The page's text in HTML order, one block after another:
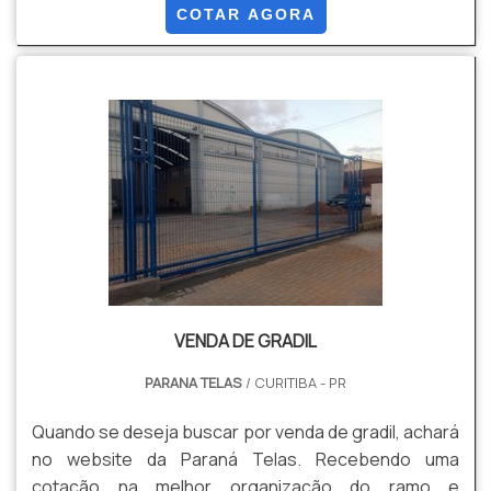
os profissionais especializados da Paraná Telas o
cliente conseguirá proteção com soluções para
necessário para a fixação deste tipo de cercamento.
MAIS INFORM...
COTAR AGORA
VENDA DE GRADIL
PARANA TELAS / CURITIBA - PR
Quando se deseja buscar por venda de gradil, achará
no website da Paraná Telas. Recebendo uma